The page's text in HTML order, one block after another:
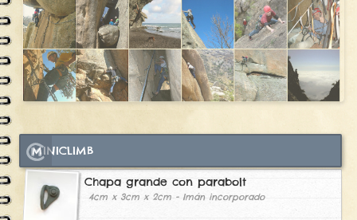
MINICLIMB
Chapa grande con parabolt
4cm x 3cm x 2cm - Imán incorporado